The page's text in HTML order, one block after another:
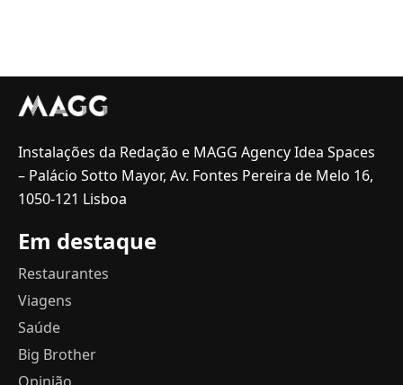
Instalações da Redação e MAGG Agency Idea Spaces
– Palácio Sotto Mayor, Av. Fontes Pereira de Melo 16,
1050-121 Lisboa
Em destaque
Restaurantes
Viagens
Saúde
Big Brother